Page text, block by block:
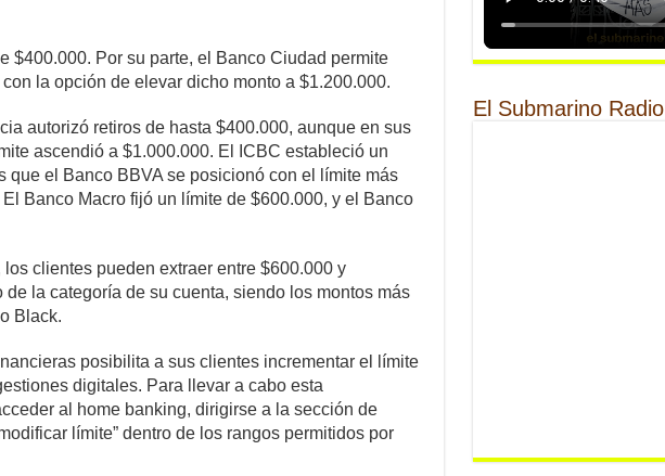
$400.000. Por su parte, el Banco Ciudad permite
la opción de elevar dicho monto a $1.200.000.
autorizó retiros de hasta $400.000, aunque en sus
ascendió a $1.000.000. El ICBC estableció un
que el Banco BBVA se posicionó con el límite más
Banco Macro fijó un límite de $600.000, y el Banco
clientes pueden extraer entre $600.000 y
la categoría de su cuenta, siendo los montos más
Black.
posibilita a sus clientes incrementar el límite
digitales. Para llevar a cabo esta
al home banking, dirigirse a la sección de
límite” dentro de los rangos permitidos por
El Submarino Radio